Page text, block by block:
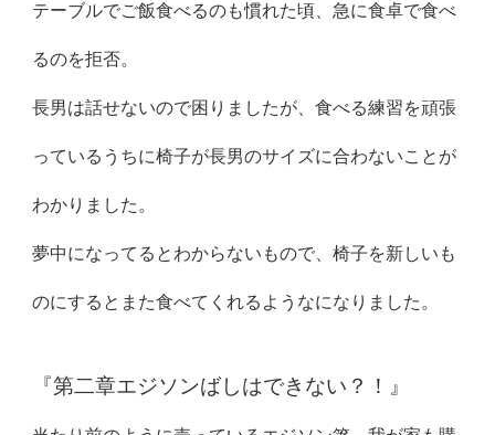
テーブルでご飯食べるのも慣れた頃、急に食卓で食べ
るのを拒否。
長男は話せないので困りましたが、食べる練習を頑張
っているうちに椅子が長男のサイズに合わないことが
わかりました。
夢中になってるとわからないもので、椅子を新しいも
のにするとまた食べてくれるようなになりました。
『第二章エジソンばしはできない？！』